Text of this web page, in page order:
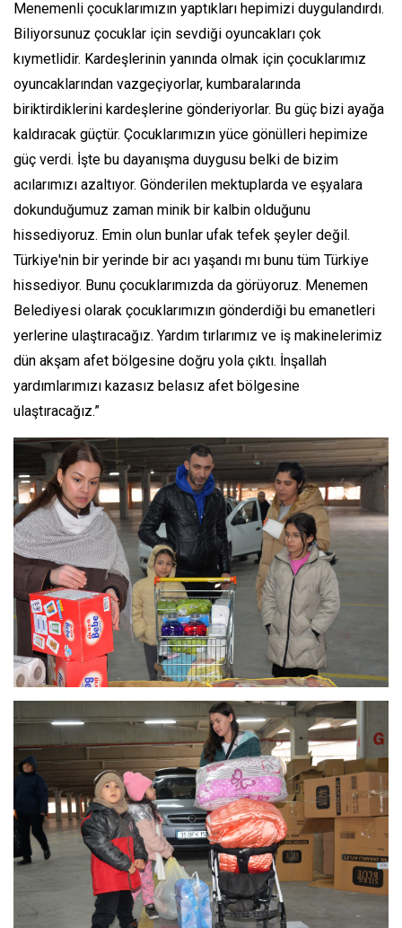
Menemenli çocuklarımızın yaptıkları hepimizi duygulandırdı.
Biliyorsunuz çocuklar için sevdiği oyuncakları çok
kıymetlidir. Kardeşlerinin yanında olmak için çocuklarımız
oyuncaklarından vazgeçiyorlar, kumbaralarında
biriktirdiklerini kardeşlerine gönderiyorlar. Bu güç bizi ayağa
kaldıracak güçtür. Çocuklarımızın yüce gönülleri hepimize
güç verdi. İşte bu dayanışma duygusu belki de bizim
acılarımızı azaltıyor. Gönderilen mektuplarda ve eşyalara
dokunduğumuz zaman minik bir kalbin olduğunu
hissediyoruz. Emin olun bunlar ufak tefek şeyler değil.
Türkiye'nin bir yerinde bir acı yaşandı mı bunu tüm Türkiye
hissediyor. Bunu çocuklarımızda da görüyoruz. Menemen
Belediyesi olarak çocuklarımızın gönderdiği bu emanetleri
yerlerine ulaştıracağız. Yardım tırlarımız ve iş makinelerimiz
dün akşam afet bölgesine doğru yola çıktı. İnşallah
yardımlarımızı kazasız belasız afet bölgesine
ulaştıracağız.”